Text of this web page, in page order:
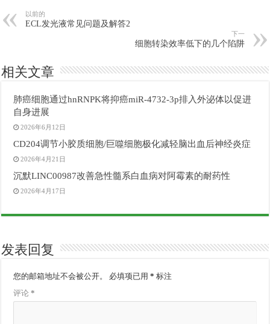
以前的
ECL发光液常见问题及解答2
下一
细胞转染效率低下的几个陷阱
相关文章
肺癌细胞通过hnRNPK将抑癌miR-4732-3p排入外泌体以促进
自身进展
2026年6月12日
CD204调节小胶质细胞/巨噬细胞极化减轻脑出血后神经炎症
2026年4月21日
沉默LINC00987改善急性髓系白血病对阿霉素的耐药性
2026年4月17日
发表回复
您的邮箱地址不会被公开。 必填项已用* 标注
评论*